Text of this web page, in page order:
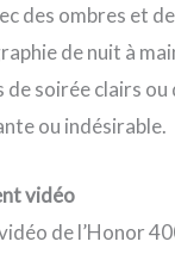
des ombres et
de nuit à
soirée clairs
ou indésirable.
vidéo
de l’Honor